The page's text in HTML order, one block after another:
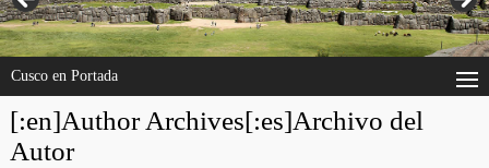
Cusco en Portada
[:en]Author Archives[:es]Archivo del
Autor